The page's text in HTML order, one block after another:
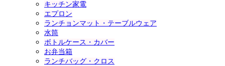
キッチン家電
エプロン
ランチョンマット・テーブルウェア
水筒
ボトルケース・カバー
お弁当箱
ランチバッグ・クロス